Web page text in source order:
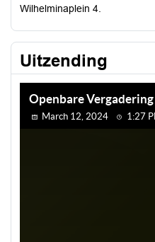
Wilhelminaplein 4.
Uitzending